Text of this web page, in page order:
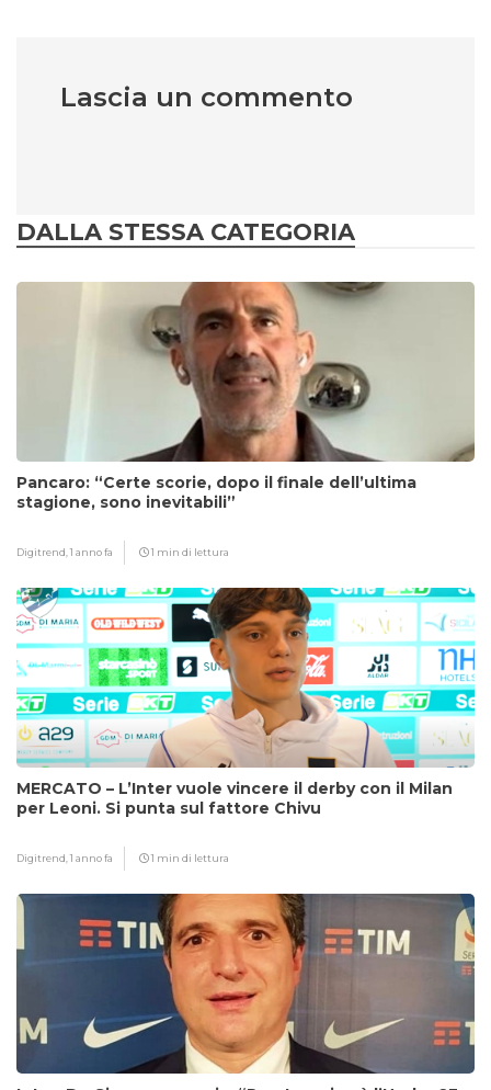
Lascia un commento
DALLA STESSA CATEGORIA
Pancaro: “Certe scorie, dopo il finale dell’ultima
stagione, sono inevitabili”
Digitrend,1 anno fa 1 min di lettura
MERCATO – L’Inter vuole vincere il derby con il Milan
per Leoni. Si punta sul fattore Chivu
Digitrend,1 anno fa 1 min di lettura